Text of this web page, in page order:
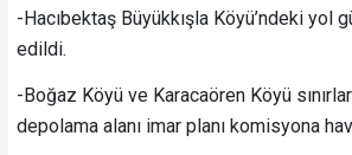
-Hacıbektaş Büyükkışla Köyü’ndeki yol
edildi.
-Boğaz Köyü ve Karacaören Köyü
depolama alanı imar planı komisyona